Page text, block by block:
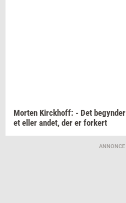
Mor­ten Kirck­hoff: - Det be­gyn­der
et eller andet, der er for­kert
ANNONCE